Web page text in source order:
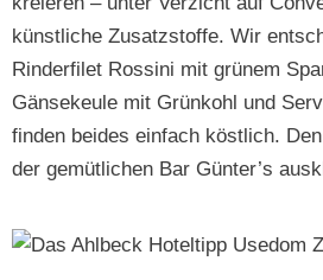
kün­stliche Zusatzstoffe. Wir
Rinder­filet Rossi­ni mit grünem
Gänsekeule mit Grünkohl und
find­en bei­des ein­fach köstlich.
der gemütlichen Bar Günter’s